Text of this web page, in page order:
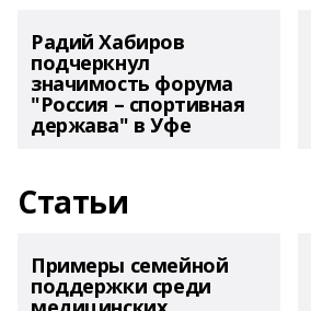
Радий Хабиров
подчеркнул
значимость форума
"Россия – спортивная
держава" в Уфе
Статьи
Примеры семейной
поддержки среди